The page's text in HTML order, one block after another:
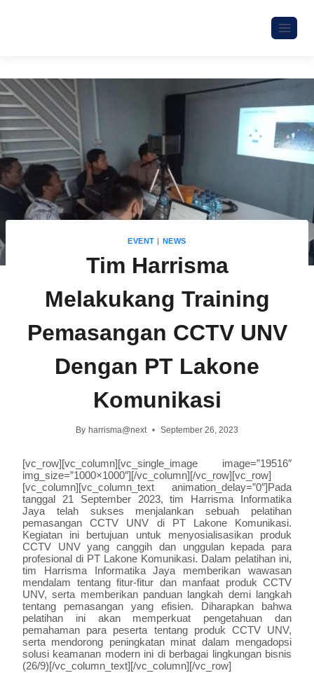
EVENT | NEWS
Tim Harrisma
Melakukang Training
Pemasangan CCTV UNV
Dengan PT Lakone
Komunikasi
By harrisma@next September 26, 2023
[vc_row][vc_column][vc_single_image image=”19516″
img_size=”1000×1000″][/vc_column][/vc_row][vc_row]
[vc_column][vc_column_text animation_delay=”0″]Pada
tanggal 21 September 2023, tim Harrisma Informatika
Jaya telah sukses menjalankan sebuah pelatihan
pemasangan CCTV UNV di PT Lakone Komunikasi.
Kegiatan ini bertujuan untuk menyosialisasikan produk
CCTV UNV yang canggih dan unggulan kepada para
profesional di PT Lakone Komunikasi. Dalam pelatihan ini,
tim Harrisma Informatika Jaya memberikan wawasan
mendalam tentang fitur-fitur dan manfaat produk CCTV
UNV, serta memberikan panduan langkah demi langkah
tentang pemasangan yang efisien. Diharapkan bahwa
pelatihan ini akan memperkuat pengetahuan dan
pemahaman para peserta tentang produk CCTV UNV,
serta mendorong peningkatan minat dalam mengadopsi
solusi keamanan modern ini di berbagai lingkungan bisnis
(26/9)[/vc_column_text][/vc_column][/vc_row]